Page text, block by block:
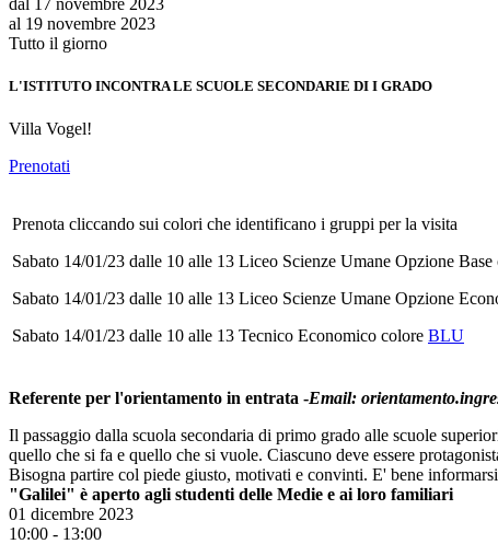
al 19 novembre 2023
Tutto il giorno
L'ISTITUTO INCONTRA LE SCUOLE SECONDARIE DI I GRADO
Villa Vogel!
Prenotati
Prenota cliccando sui colori che identificano i gruppi per la visita
Sabato 14/01/23 dalle 10 alle 13 Liceo Scienze Umane Opzione Base
Sabato 14/01/23 dalle 10 alle 13 Liceo Scienze Umane Opzione
Sabato 14/01/23 dalle 10 alle 13 Tecnico Economico colore BLU
Referente per l'orientamento in entrata -Email:
Il passaggio dalla scuola secondaria di primo grado alle scuole
quello che si fa e quello che si vuole. Ciascuno deve essere
Bisogna partire col piede giusto, motivati e convinti. E' bene
"Galilei" è aperto agli studenti delle Medie e ai loro familiari
01 dicembre 2023
10:00 - 13:00